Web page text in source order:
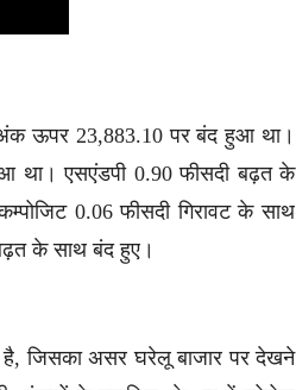
अंक ऊपर 23,883.10 पर बंद हुआ था।
था। एसएंडपी 0.90 फीसदी बढ़त के
0.06 फीसदी गिरावट के साथ
के साथ बंद हुए।
है, जिसका असर घरेलू बाजार पर देखने